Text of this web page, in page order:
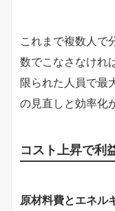
これまで複数人で
数でこなさなけれ
限られた人員で最
の見直しと効率化
コスト上昇で利
原材料費とエネル